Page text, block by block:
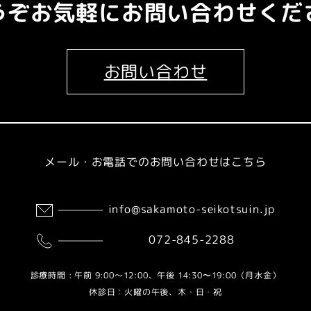
ぞお気軽にお問い合わせくだ
お問い合わせ
メール・お電話でのお問い合わせはこちら
info@sakamoto-seikotsuin.jp
072-845-2288
診療時間 : 午前 9:00～12:00、午後 14:30〜19:00（月水金）
休診日：火曜の午後、木・日・祝